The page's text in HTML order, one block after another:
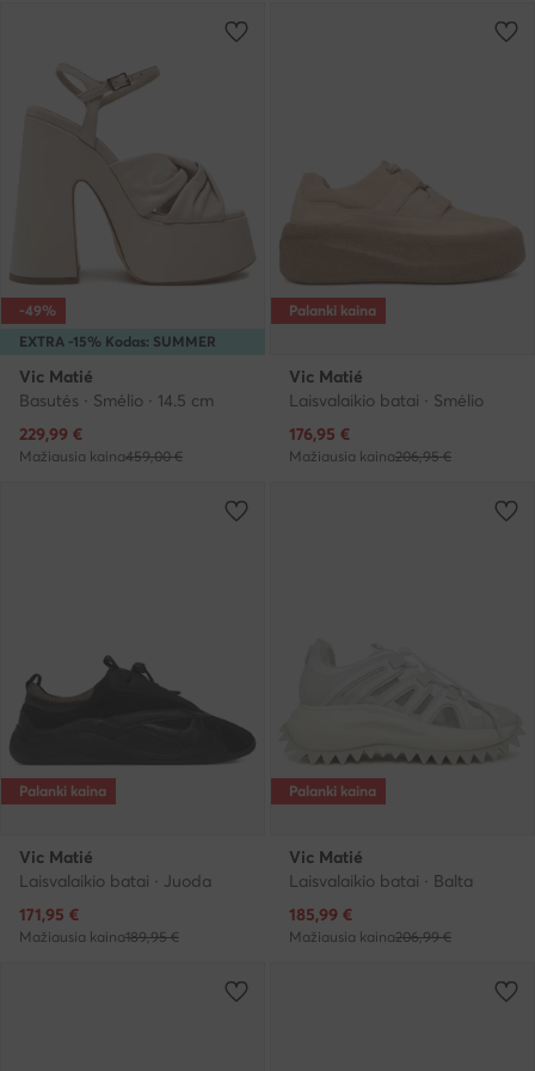
EXTRA -15% Kodas: SUMMER
-49%
Vic Matié
Basutės · Smėlio · 14.5 cm
Dabartinė kaina
229,99 €
Mažiausia kaina459,00 €
Palanki kaina
Vic Matié
Laisvalaikio batai · Smėlio
Dabartinė kaina
176,95 €
Mažiausia kaina206,95 €
Palanki kaina
Vic Matié
Laisvalaikio batai · Juoda
Dabartinė kaina
171,95 €
Mažiausia kaina189,95 €
Palanki kaina
Vic Matié
Laisvalaikio batai · Balta
Dabartinė kaina
185,99 €
Mažiausia kaina206,99 €